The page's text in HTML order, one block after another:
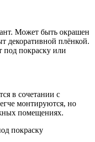
Может быть окрашен
декоративной плёнкой.
под покраску или
в сочетании с
монтируются, но
помещениях.
покраску